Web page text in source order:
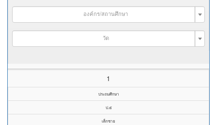
องค์กร/สถานศึกษา
วัด
1
ประถมศึกษา
ป.๕
เด็กชาย